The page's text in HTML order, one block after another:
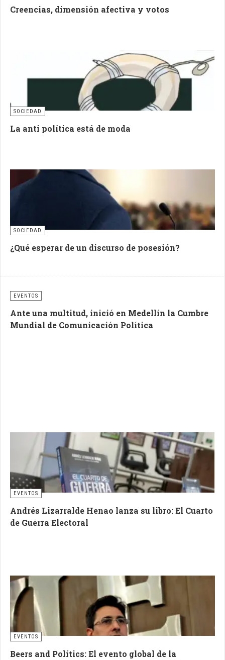
Creencias, dimensión afectiva y votos
SOCIEDAD
La anti política está de moda
SOCIEDAD
¿Qué esperar de un discurso de posesión?
EVENTOS
Ante una multitud, inició en Medellín la Cumbre
Mundial de Comunicación Política
EVENTOS
Andrés Lizarralde Henao lanza su libro: El Cuarto
de Guerra Electoral
EVENTOS
Beers and Polítics: El evento global de la